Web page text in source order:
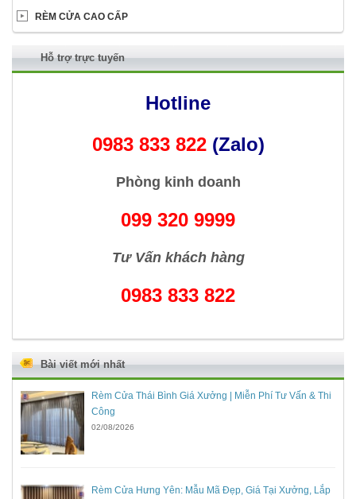
RÈM CỬA CAO CẤP
Hỗ trợ trực tuyến
Hotline
0983 833 822 (Zalo)
Phòng kinh doanh
099 320 9999
Tư Vấn khách hàng
0983 833 822
Bài viết mới nhất
Rèm Cửa Thái Bình Giá Xưởng | Miễn Phí Tư Vấn & Thi
Công
02/08/2026
Rèm Cửa Hưng Yên: Mẫu Mã Đẹp, Giá Tại Xưởng, Lắp